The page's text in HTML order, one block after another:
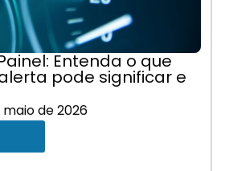
Entenda o que
pode significar e
maio de 2026